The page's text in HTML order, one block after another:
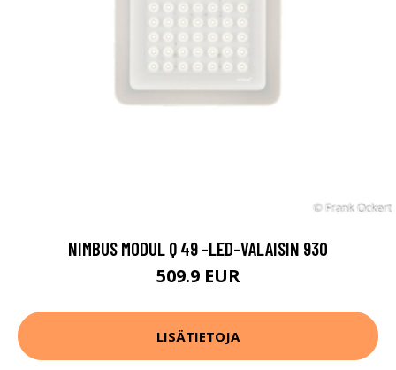
NIMBUS MODUL Q 49 -LED-VALAISIN 930
509.9 EUR
LISÄTIETOJA